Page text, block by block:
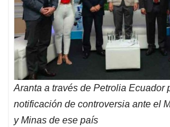
Aranta a través de Petrolia Ecuador
notificación de controversia ante el
y Minas de ese país